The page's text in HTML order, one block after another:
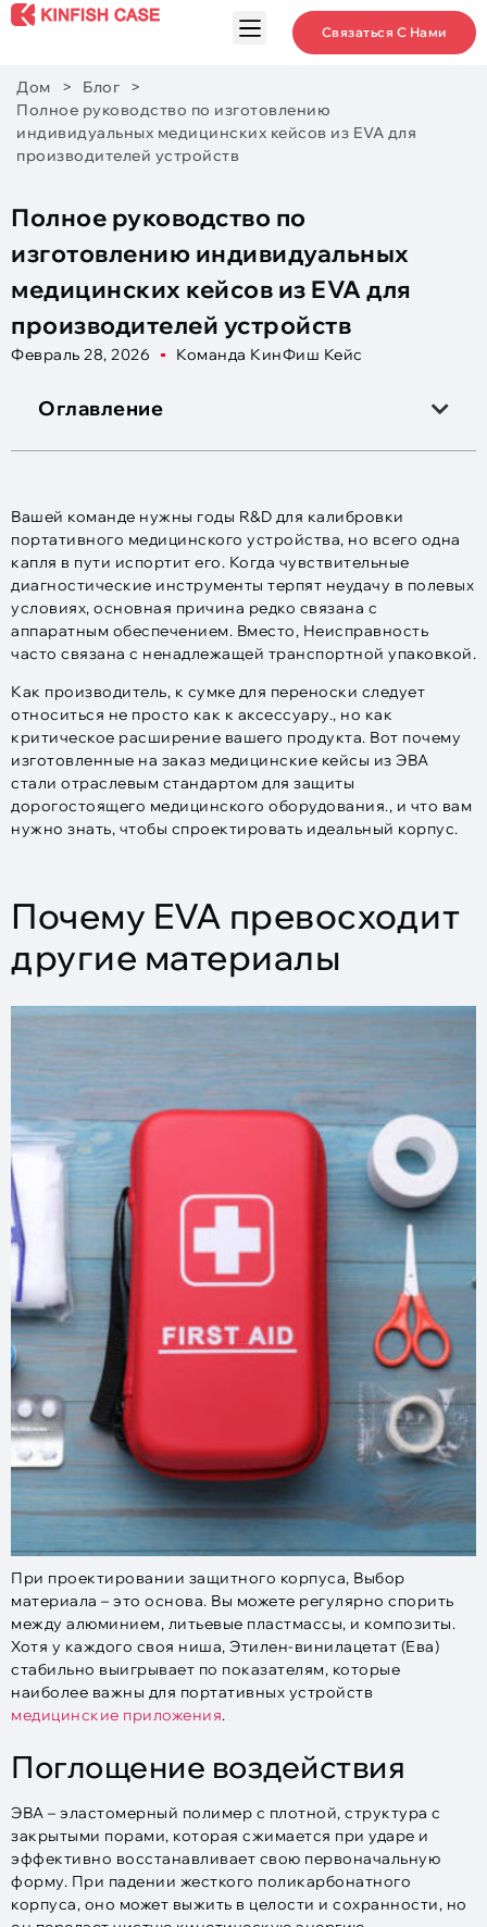
Связаться С Нами
Дом > Блог
>
Полное руководство по изготовлению
индивидуальных медицинских кейсов из EVA для
производителей устройств
Полное руководство по
изготовлению индивидуальных
медицинских кейсов из EVA для
производителей устройств
Февраль 28, 2026 Команда КинФиш Кейс
Оглавление
Вашей команде нужны годы R&D для калибровки
портативного медицинского устройства, но всего одна
капля в пути испортит его. Когда чувствительные
диагностические инструменты терпят неудачу в полевых
условиях, основная причина редко связана с
аппаратным обеспечением. Вместо, Неисправность
часто связана с ненадлежащей транспортной упаковкой.
Как производитель, к сумке для переноски следует
относиться не просто как к аксессуару., но как
критическое расширение вашего продукта. Вот почему
изготовленные на заказ медицинские кейсы из ЭВА
стали отраслевым стандартом для защиты
дорогостоящего медицинского оборудования., и что вам
нужно знать, чтобы спроектировать идеальный корпус.
Почему EVA превосходит
другие материалы
При проектировании защитного корпуса, Выбор
материала – это основа. Вы можете регулярно спорить
между алюминием, литьевые пластмассы, и композиты.
Хотя у каждого своя ниша, Этилен-винилацетат (Ева)
стабильно выигрывает по показателям, которые
наиболее важны для портативных устройств
медицинские приложения.
Поглощение воздействия
ЭВА – эластомерный полимер с плотной, структура с
закрытыми порами, которая сжимается при ударе и
эффективно восстанавливает свою первоначальную
форму. При падении жесткого поликарбонатного
корпуса, оно может выжить в целости и сохранности, но